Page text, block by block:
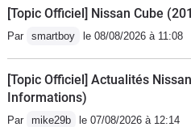
[Topic Officiel] Nissan Cube
Par smartboy le 08/08/2026 à 11:08
[Topic Officiel] Actualités
Informations)
Par mike29b le 07/08/2026 à 12:14